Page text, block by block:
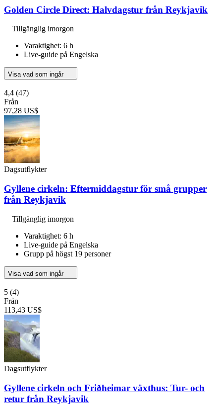
Golden Circle Direct: Halvdagstur från Reykjavik
Tillgänglig imorgon
Varaktighet: 6 h
Live-guide på Engelska
Visa vad som ingår
4,4 (47)
Från
97,28 US$
Dagsutflykter
Gyllene cirkeln: Eftermiddagstur för små grupper
från Reykjavik
Tillgänglig imorgon
Varaktighet: 6 h
Live-guide på Engelska
Grupp på högst 19 personer
Visa vad som ingår
5 (4)
Från
113,43 US$
Dagsutflykter
Gyllene cirkeln och Friðheimar växthus: Tur- och
retur från Reykjavik